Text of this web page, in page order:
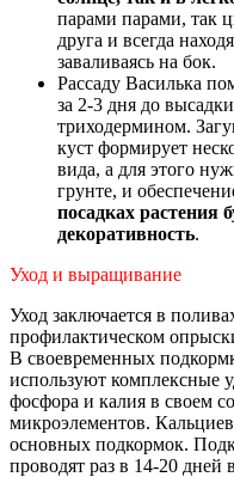
парами парами, так
друга и всегда
заваливаясь на бок.
Рассаду Василька
за 2-3 дня до
триходермином.
куст формирует
вида, а для этого
грунте, и
посадках растения
декоративность.
Уход и выращивание
Уход заключается в
профилактическом
В своевременных
используют комплексные
фосфора и калия в своем
микроэлементов.
основных подкормок.
проводят раз в 14-20 дней